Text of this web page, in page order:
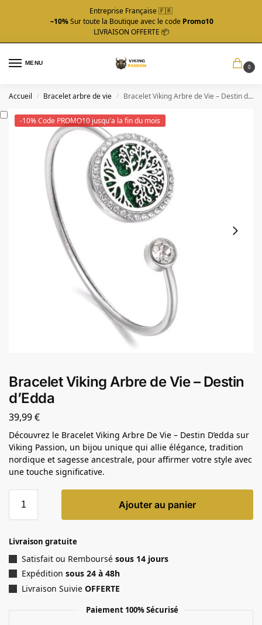
Entreprise Française 🇫🇷
–10%Sur toute la Boutique avec le code Promo10
LIVRAISON OFFERTE 📦
MENU
0
Accueil / Bracelet arbre de vie / Bracelet Viking Arbre de Vie – Destin d’Edda
-10% Code PROMO10 jusqu'a la fin du mois
Bracelet Viking Arbre de Vie – Destin
d’Edda
39,99€
Découvrez le Bracelet Viking Arbre De Vie – Destin D’edda sur
Viking Passion, un bijou unique qui allie élégance, tradition
nordique et sagesse ancestrale, pour affirmer votre style avec
une touche significative.
Ajouter au panier
Livraison gratuite
Satisfait ou Remboursé sous 14 jours
Expédition sous 24 à 48h
Livraison Suivie OFFERTE
Paiement 100% Sécurisé